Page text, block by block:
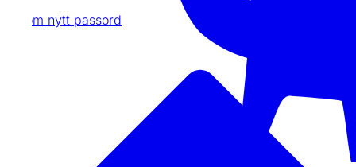
Be om nytt passord